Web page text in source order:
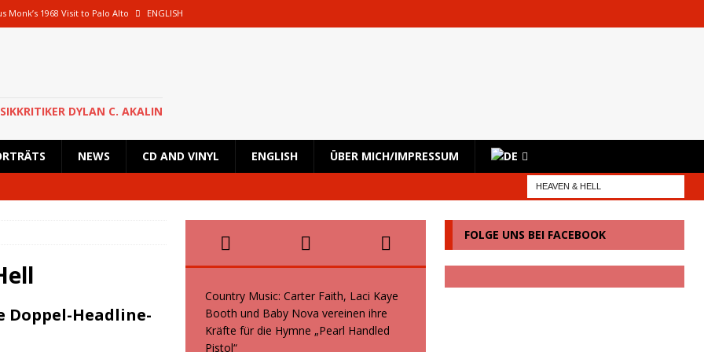
Monk’s 1968 Visit to Palo Alto ENGLISH
Creole and the Coconuts und Boogie Wonderstars machen den
italienische Fans machen den KunstRasen Bonn zu einem Platz der
DYLAN C. AKALIN
NEWS CD AND VINYL ENGLISH ÜBER MICH/IMPRESSUM
Headline-
Country Music: Carter Faith, Laci Kaye
Booth und Baby Nova vereinen ihre
Kräfte für die Hymne „Pearl Handled
Pistol“
FOLGE UNS BEI FACEBOOK